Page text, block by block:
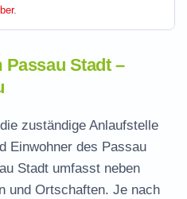
.
Stadt –
zuständige Anlaufstelle
Einwohner des Passau
Stadt umfasst neben
und Ortschaften. Je nach